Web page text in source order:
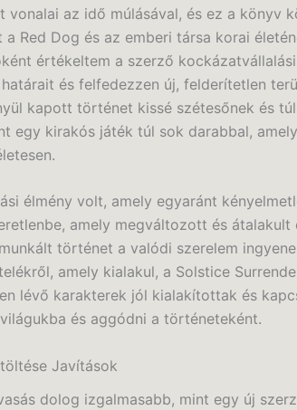
vonalai az idő múlásával, és ez a könyv
Red Dog és az emberi társa korai
értékeltem a szerző
és felfedezzen új, felderítetlen
kapott történet kissé szétesőnek és
egy kirakós játék túl sok darabbal,
élmény volt, amely egyaránt
amely megváltozott és átalakult
történet a valódi szerelem
amely kialakul, a Solstice
lévő karakterek jól kialakítottak és
és aggódni a történeteként.
Javítások
dolog izgalmasabb, mint egy új